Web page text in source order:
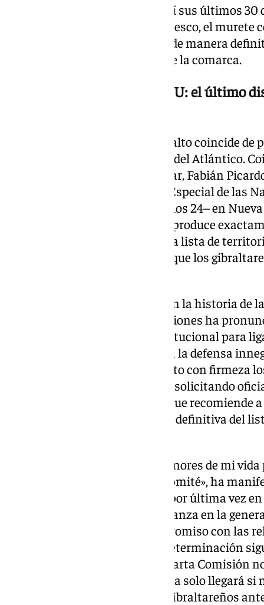
La Línea y Gibraltar encaran así sus últimos
transición en la que el asfalto fresco, el murete
esperanza pretenden sustituir de manera
marcaron la historia reciente de la comarca.
El adiós de Picardo en la ONU: el último
Esta metamorfosis sobre el asfalto coincide
gran trascendencia al otro lado del Atlántico.
el Ministro Principal de Gibraltar, Fabián
en su mandato ante el Comité Especial de las
Descolonización –el Comité de los 24– en
enorme carga simbólica que se produce
que el Peñón fuera incluido en la lista de
sesenta y tres años después de que los
Picardo, el cuarto mandatario en la historia de
este foro y el que más intervenciones ha
aprovechado su despedida institucional para
Tratado con la Unión Europea a la defensa
Durante su discurso, ha expuesto con firmeza
favor de su autodeterminación, solicitando
delegación a visitar el Peñón y que recomiende
Asamblea General su exclusión definitiva del
«Ha sido uno de los mayores honores de mi
pueblo de Gibraltar ante este Comité», ha
de despedida. «Al dirigirme a él por última vez
hago con esperanza y con confianza en la
vendrá después. Nuestro compromiso con las
con nuestro derecho a la autodeterminación
siempre. Sé que, a la larga, la Cuarta Comisión
retirarnos de la lista, pero ese día solo llegará
defensa de los derechos de los gibraltareños